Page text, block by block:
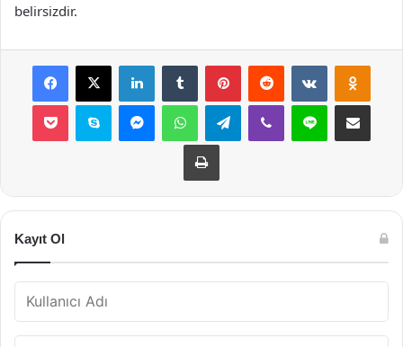
belirsizdir.
Facebook
X LinkedInTumblr PinterestReddit VKontakte
Pocket Skype MessengerWhatsAppTelegramViber Line E-Posta ile
Yazdır
Kayıt Ol